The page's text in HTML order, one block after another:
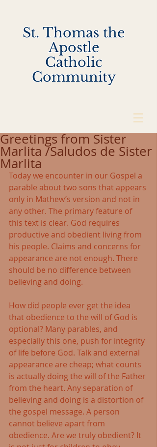
St. Thomas the
Apostle
Catholic
Community
Greetings from Sister
Marlita /Saludos de Sister
Marlita
Today we encounter in our Gospel a
parable about two sons that appears
only in Mathew’s version and not in
any other. The primary feature of
this text is clear. God requires
productive and obedient living from
his people. Claims and concerns for
appearance are not enough. There
should be no difference between
believing and doing.
How did people ever get the idea
that obedience to the will of God is
optional? Many parables, and
especially this one, push for integrity
of life before God. Talk and external
appearance are cheap; what counts
is actually doing the will of the Father
from the heart. Any separation of
believing and doing is a distortion of
the gospel message. A person
cannot believe apart from
obedience. Are we truly obedient? It